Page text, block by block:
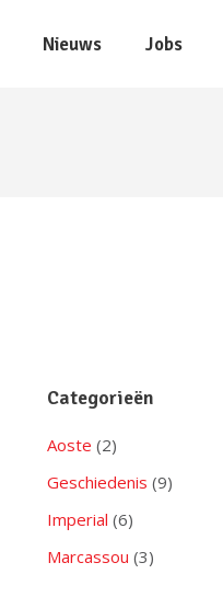
Nieuws Jobs
Categorieën
Aoste (2)
Geschiedenis (9)
Imperial (6)
Marcassou (3)